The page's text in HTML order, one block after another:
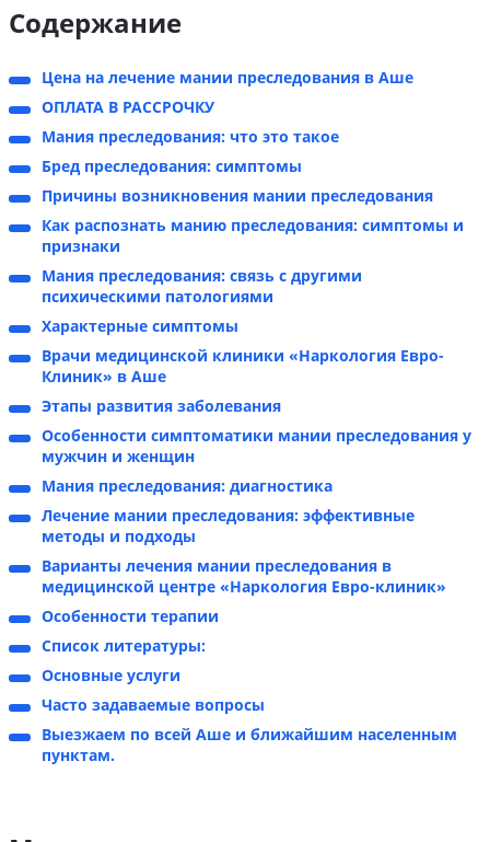
Содержание
Цена на лечение мании преследования в Аше
ОПЛАТА В РАССРОЧКУ
Мания преследования: что это такое
Бред преследования: симптомы
Причины возникновения мании преследования
Как распознать манию преследования: симптомы и
признаки
Мания преследования: связь с другими
психическими патологиями
Характерные симптомы
Врачи медицинской клиники «Наркология Евро-
Клиник» в Аше
Этапы развития заболевания
Особенности симптоматики мании преследования у
мужчин и женщин
Мания преследования: диагностика
Лечение мании преследования: эффективные
методы и подходы
Варианты лечения мании преследования в
медицинской центре «Наркология Евро-клиник»
Особенности терапии
Список литературы:
Основные услуги
Часто задаваемые вопросы
Выезжаем по всей Аше и ближайшим населенным
пунктам.